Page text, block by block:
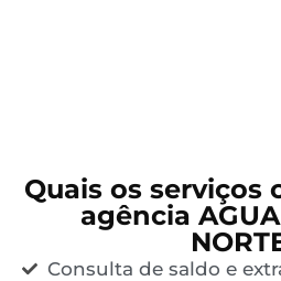
Quais os serviços
agência
Consulta de saldo e